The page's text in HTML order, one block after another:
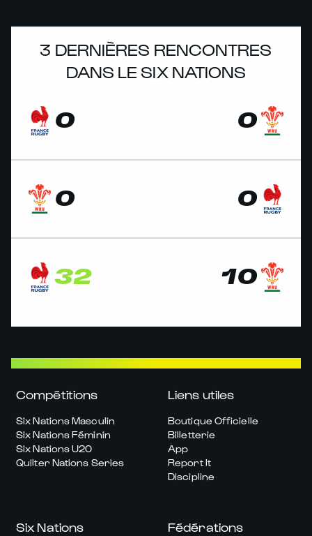
3 DERNIÈRES RENCONTRES
DANS LE SIX NATIONS
0 0
0 0
32 10
Compétitions
Six Nations Masculin
Six Nations Féminin
Six Nations U20
Quilter Nations Series
Liens utiles
Boutique Officielle
Billetterie
App
Report It
Discipline
Six Nations Fédérations